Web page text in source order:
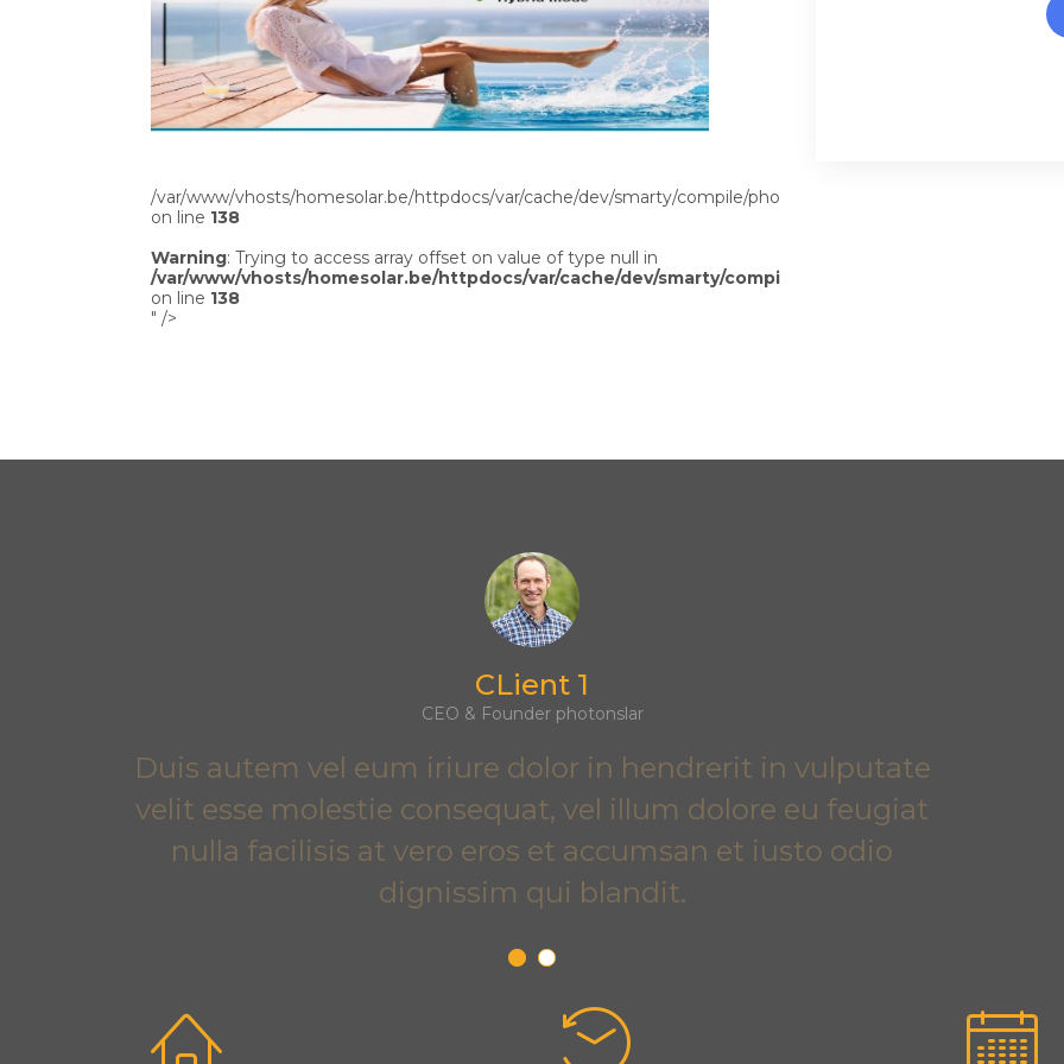
/var/www/vhosts/homesolar.be/httpdocs/var/cache/dev/smarty/compile/photonslar/3f/ad/87/
on line 138
Warning: Trying to access array offset on value of type null in
/var/www/vhosts/homesolar.be/httpdocs/var/cache/dev/smarty/compile/photonslar/3f/ad/87/
on line 138
" />
Client 2
CEO & Founder DooTr
Duis autem vel eum iriure dolor in hendrerit in vulputate
velit esse molestie consequat, vel illum dolore eu feugiat
nulla facilisis at vero eros et accumsan et iusto odio
dignissim qui blandit.